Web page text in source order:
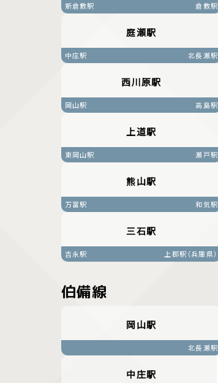
新倉敷駅 倉敷駅
庭瀬駅
中庄駅 北長瀬駅
西川原駅
岡山駅 高島駅
上道駅
東岡山駅 瀬戸駅
熊山駅
万富駅 和気駅
三石駅
吉永駅 上郡駅（兵庫県）
伯備線
岡山駅
北長瀬駅
中庄駅